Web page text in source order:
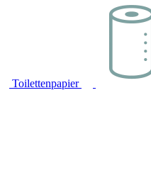
Toilettenpapier